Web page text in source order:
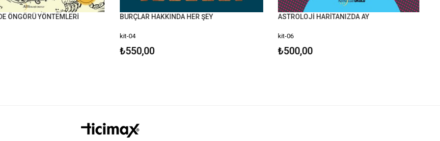
ÖNGÖRÜ YÖNTEMLERİ BURÇLAR HAKKINDA HER ŞEY
kit-04
₺550,00
ASTROLOJİ HARİTANIZDA AY
kit-06
₺500,00